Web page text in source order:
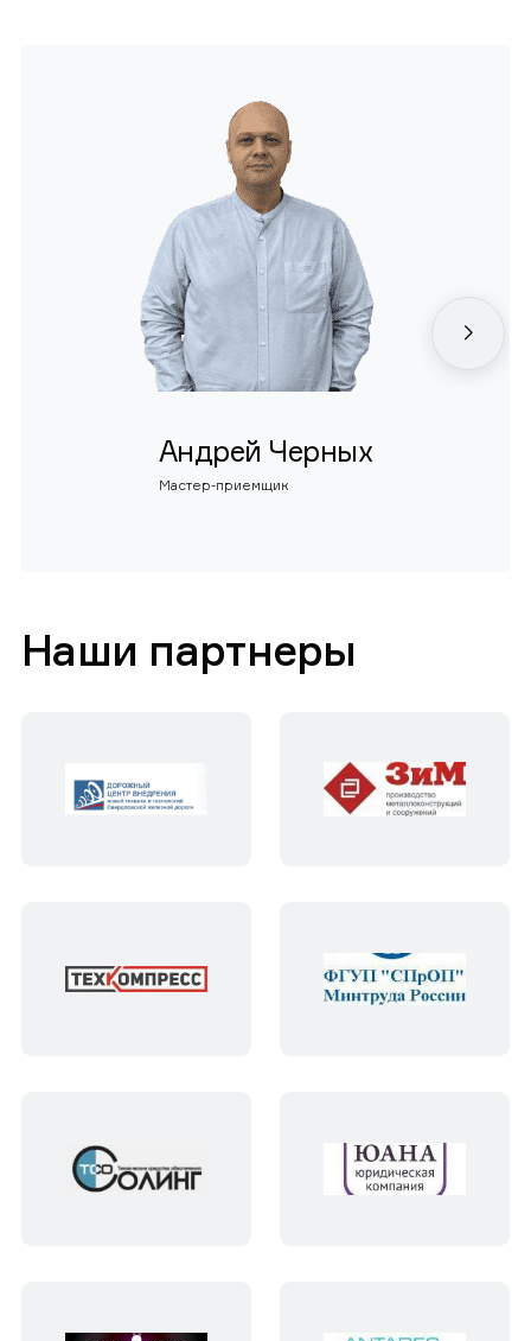
Андрей Черных
Мастер-приемщик
Наши партнеры